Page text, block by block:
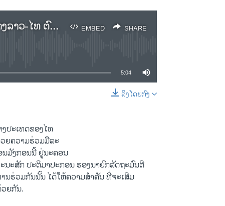
EMBED SHARE
ຟັງລາຍງານ ຄະນະ​ກຳມາ​ທິການ​ຮ່ວມ ​ລະຫວ່າງ​ລາວ-​ໄທ ຕົກລົງ​​ເສີມ​ຂະຫຍາຍ ​ການ​ຮ່ວມ​ມື​ໃນ 4 ​ໂຄງການ.
SHARE
5:04
ລິງໂດຍກົງ
ປະ​ເທດ​ຂອງ​ໄທ
ຍ​ຄວາມ​ຮ່ວມ​ມື​ລະ
ນ​ມັງກອນ​ນີ້ ຢູ່​ນະຄອນ
ະ​ສັກ ປະຕິມາປະກອນ ຮອງ​ນາຍົກລັດຖະມົນຕີ
ນ​ຮ່ວມ​ກັນນັ້ນ ​ໄດ້​ໃຫ້​ຄວາມ​ສຳຄັນ ທີ່​ຈະ​ເສີມ​
ຍ​ກັນ.